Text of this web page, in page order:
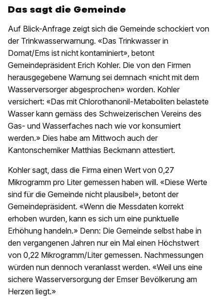
Das sagt die Gemeinde
Auf Blick-Anfrage zeigt sich die Gemeinde schockiert von
der Trinkwasserwarnung. «Das Trinkwasser in
Domat/Ems ist nicht kontaminiert», betont
Gemeindepräsident Erich Kohler. Die von den Firmen
herausgegebene Warnung sei demnach «nicht mit dem
Wasserversorger abgesprochen» worden. Kohler
versichert: «Das mit Chlorothanonil-Metaboliten belastete
Wasser kann gemäss des Schweizerischen Vereins des
Gas- und Wasserfaches nach wie vor konsumiert
werden.» Dies habe am Mittwoch auch der
Kantonschemiker Matthias Beckmann attestiert.
Kohler sagt, dass die Firma einen Wert von 0,27
Mikrogramm pro Liter gemessen haben will. «Diese Werte
sind für die Gemeinde nicht plausibel», betont der
Gemeindepräsident. «Wenn die Messdaten korrekt
erhoben wurden, kann es sich um eine punktuelle
Erhöhung handeln.» Denn: Die Gemeinde selbst habe in
den vergangenen Jahren nur ein Mal einen Höchstwert
von 0,22 Mikrogramm/Liter gemessen. Nachmessungen
würden nun dennoch veranlasst werden. «Weil uns eine
sichere Wasserversorgung der Emser Bevölkerung am
Herzen liegt.»